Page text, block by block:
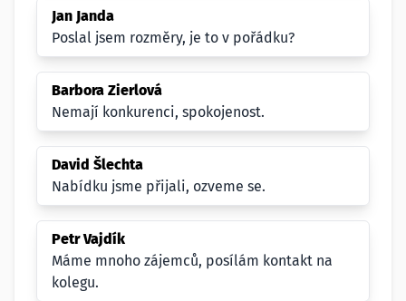
Jan Janda
Poslal jsem rozměry, je to v pořádku?
Barbora Zierlová
Nemají konkurenci, spokojenost.
David Šlechta
Nabídku jsme přijali, ozveme se.
Petr Vajdík
Máme mnoho zájemců, posílám kontakt na
kolegu.